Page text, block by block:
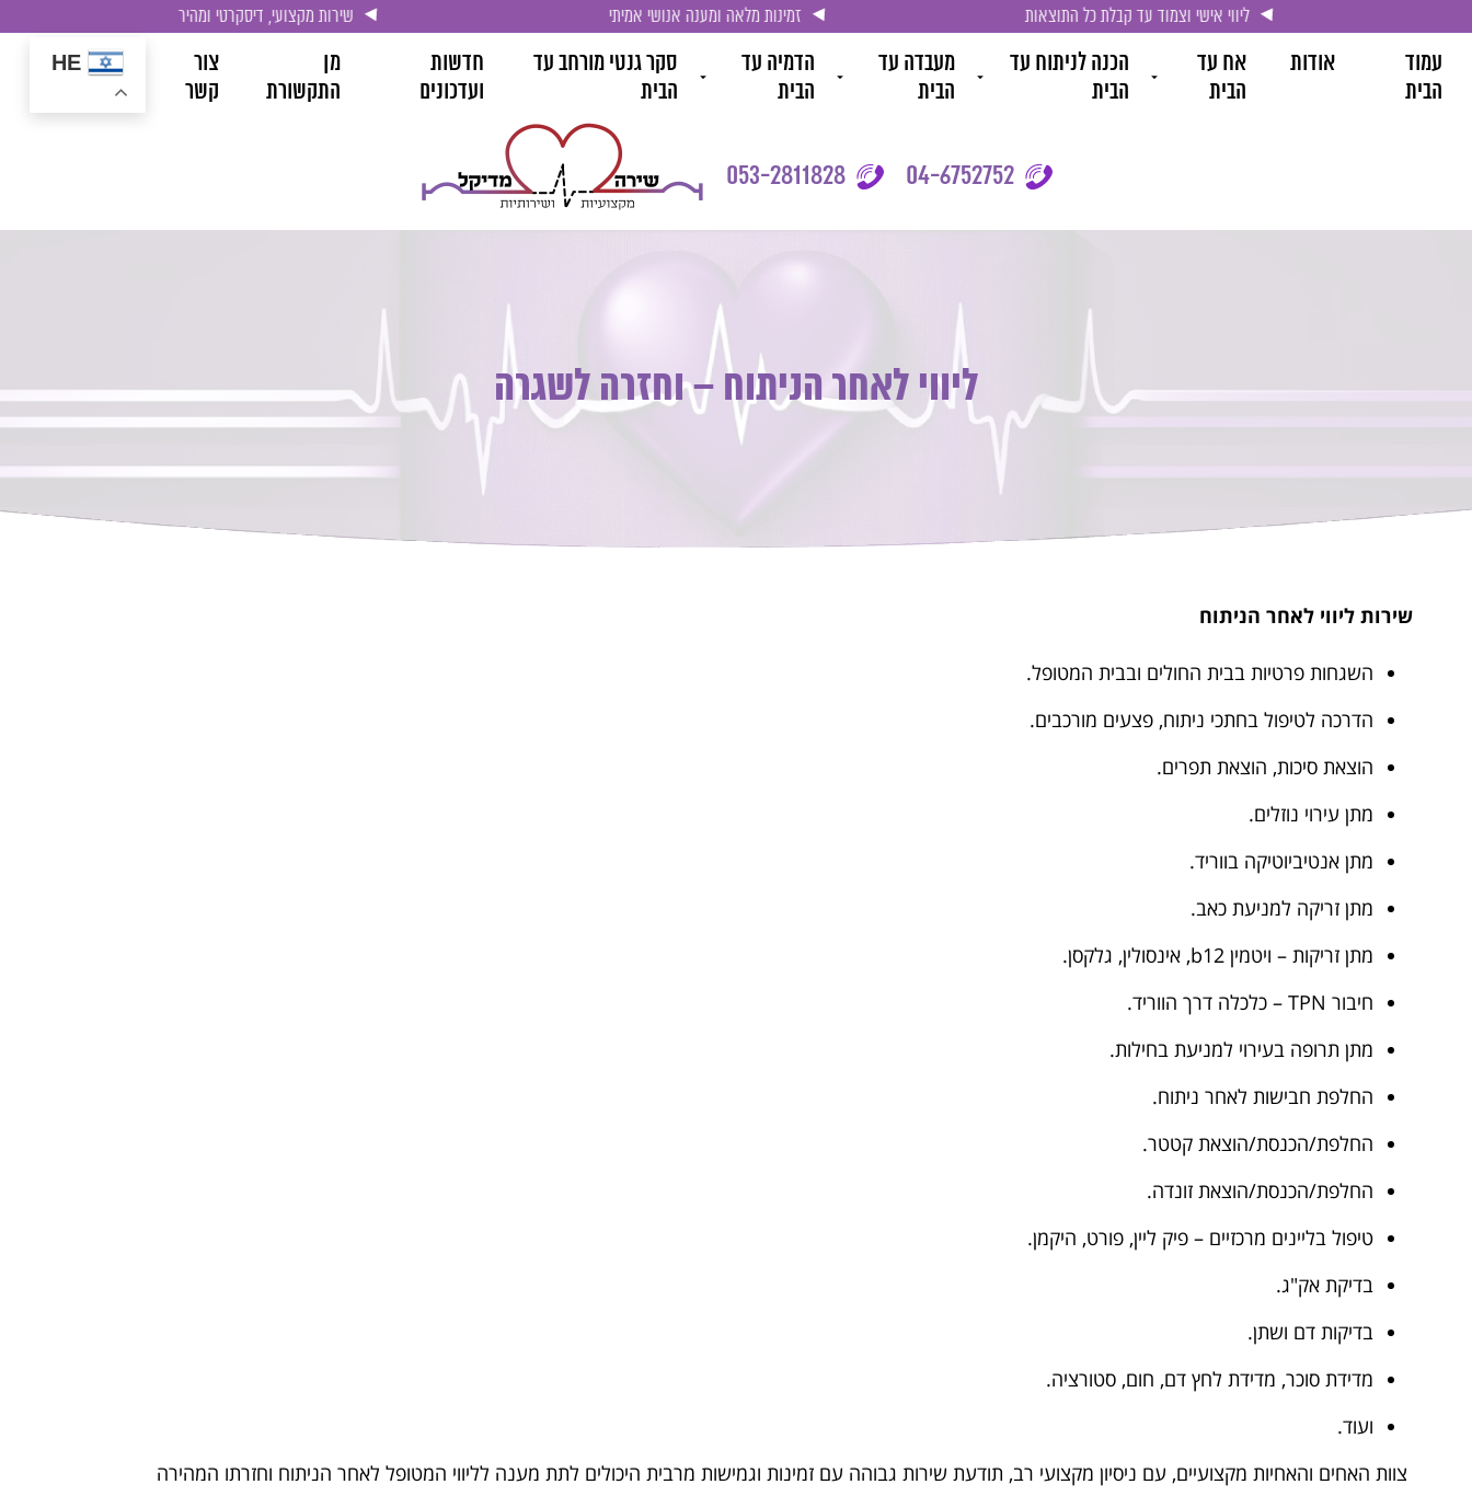
ליווי אישי וצמוד עד קבלת כל התוצאות זמינות מלאה ומענה אנושי אמיתי שירות מקצועי, דיסקרטי ומהיר
עמוד
הבית
אודות
אח עד
הבית
הכנה לניתוח עד
הבית
מעבדה עד
הבית
הדמיה עד
הבית
סקר גנטי מורחב עד
הבית
חדשות
ועדכונים
מן
התקשורת
צור
קשר
HE
04-6752752
053-2811828
ליווי לאחר הניתוח – וחזרה לשגרה
שירות ליווי לאחר הניתוח
השגחות פרטיות בבית החולים ובבית המטופל.
הדרכה לטיפול בחתכי ניתוח, פצעים מורכבים.
הוצאת סיכות, הוצאת תפרים.
מתן עירוי נוזלים.
מתן אנטיביוטיקה בווריד.
מתן זריקה למניעת כאב.
מתן זריקות – ויטמין b12, אינסולין, גלקסן.
חיבור TPN – כלכלה דרך הווריד.
מתן תרופה בעירוי למניעת בחילות.
החלפת חבישות לאחר ניתוח.
החלפת/הכנסת/הוצאת קטטר.
החלפת/הכנסת/הוצאת זונדה.
טיפול בליינים מרכזיים – פיק ליין, פורט, היקמן.
בדיקת אק"ג.
בדיקות דם ושתן.
מדידת סוכר, מדידת לחץ דם, חום, סטורציה.
ועוד.
צוות האחים והאחיות מקצועיים, עם ניסיון מקצועי רב, תודעת שירות גבוהה עם זמינות וגמישות מרבית היכולים לתת מענה לליווי המטופל לאחר הניתוח וחזרתו המהירה